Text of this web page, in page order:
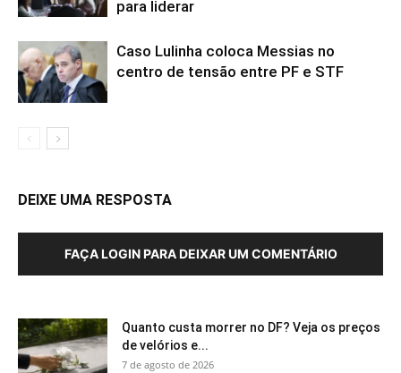
para liderar
Caso Lulinha coloca Messias no
centro de tensão entre PF e STF
DEIXE UMA RESPOSTA
FAÇA LOGIN PARA DEIXAR UM COMENTÁRIO
Quanto custa morrer no DF? Veja os preços
de velórios e...
7 de agosto de 2026